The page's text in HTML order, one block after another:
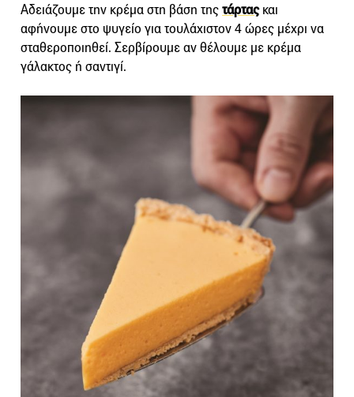
Αδειάζουμε την κρέμα στη βάση τηςτάρταςκαι
αφήνουμε στο ψυγείο για τουλάχιστον 4 ώρες μέχρι να
σταθεροποιηθεί. Σερβίρουμε αν θέλουμε με κρέμα
γάλακτος ή σαντιγί.